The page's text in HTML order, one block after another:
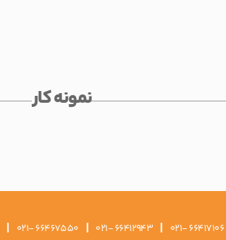
نمونه کار
021- 66417106
|
021- 66412943
|
021- 66467550
|